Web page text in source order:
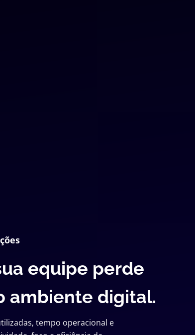
equipe perde
ambiente digital.
tempo operacional e